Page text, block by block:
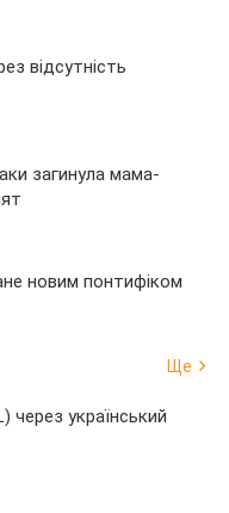
відсутність
загинула мама-
новим понтифіком
Ще
через український